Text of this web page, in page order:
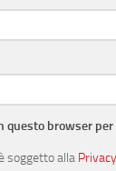
questo browser
soggetto alla